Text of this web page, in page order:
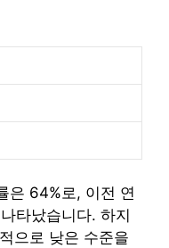
은 64%로, 이전 연
타났습니다. 하지
으로 낮은 수준을